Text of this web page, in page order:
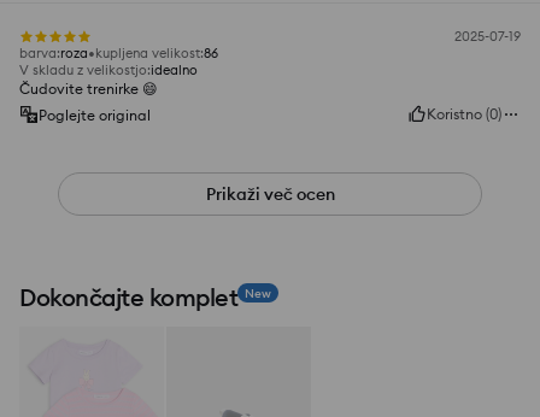
2025-07-19
barva:roza kupljena velikost:86
V skladu z velikostjo:idealno
Čudovite trenirke 😄
Poglejte original
Koristno (0)
Prikaži več ocen
Dokončajte komplet New